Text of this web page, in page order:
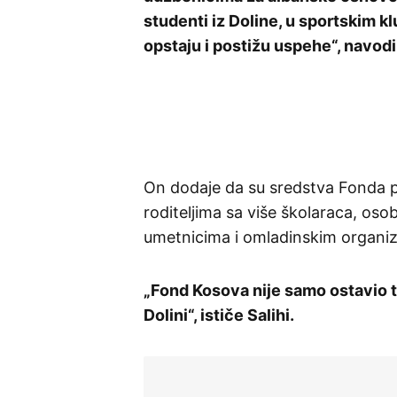
studenti iz Doline, u sportskim
opstaju i postižu uspehe“,
On dodaje da su sredstva
roditeljima sa više školaraca,
umetnicima i omladinskim
„Fond Kosova nije samo
Dolini“, ističe Salihi.